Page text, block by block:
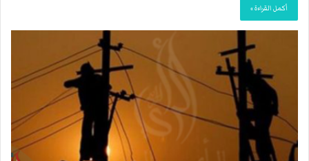
أكمل القراءة »